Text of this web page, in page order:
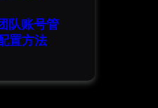
队账号管
置方法